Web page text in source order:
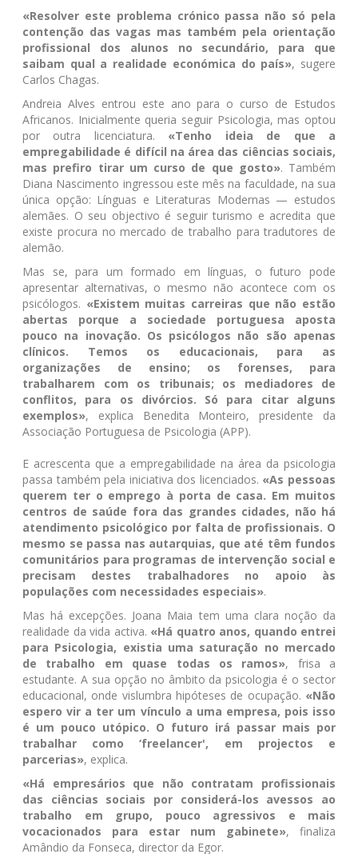
«Resolver este problema crónico passa não só pela
contenção das vagas mas também pela orientação
profissional dos alunos no secundário, para que
saibam qual a realidade económica do país», sugere
Carlos Chagas.
Andreia Alves entrou este ano para o curso de Estudos
Africanos. Inicialmente queria seguir Psicologia, mas optou
por outra licenciatura. «Tenho ideia de que a
empregabilidade é difícil na área das ciências sociais,
mas prefiro tirar um curso de que gosto». Também
Diana Nascimento ingressou este mês na faculdade, na sua
única opção: Línguas e Literaturas Modernas — estudos
alemães. O seu objectivo é seguir turismo e acredita que
existe procura no mercado de trabalho para tradutores de
alemão.
Mas se, para um formado em línguas, o futuro pode
apresentar alternativas, o mesmo não acontece com os
psicólogos. «Existem muitas carreiras que não estão
abertas porque a sociedade portuguesa aposta
pouco na inovação. Os psicólogos não são apenas
clínicos. Temos os educacionais, para as
organizações de ensino; os forenses, para
trabalharem com os tribunais; os mediadores de
conflitos, para os divórcios. Só para citar alguns
exemplos», explica Benedita Monteiro, presidente da
Associação Portuguesa de Psicologia (APP).
E acrescenta que a empregabilidade na área da psicologia
passa também pela iniciativa dos licenciados. «As pessoas
querem ter o emprego à porta de casa. Em muitos
centros de saúde fora das grandes cidades, não há
atendimento psicológico por falta de profissionais. O
mesmo se passa nas autarquias, que até têm fundos
comunitários para programas de intervenção social e
precisam destes trabalhadores no apoio às
populações com necessidades especiais».
Mas há excepções. Joana Maia tem uma clara noção da
realidade da vida activa. «Há quatro anos, quando entrei
para Psicologia, existia uma saturação no mercado
de trabalho em quase todas os ramos», frisa a
estudante. A sua opção no âmbito da psicologia é o sector
educacional, onde vislumbra hipóteses de ocupação. «Não
espero vir a ter um vínculo a uma empresa, pois isso
é um pouco utópico. O futuro irá passar mais por
trabalhar como ‘freelancer', em projectos e
parcerias», explica.
«Há empresários que não contratam profissionais
das ciências sociais por considerá-los avessos ao
trabalho em grupo, pouco agressivos e mais
vocacionados para estar num gabinete», finaliza
Amândio da Fonseca, director da Egor.